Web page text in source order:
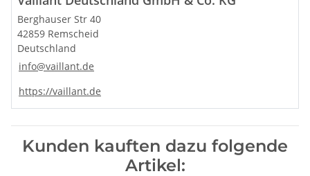
Berghauser Str 40
42859 Remscheid
Deutschland
info@vaillant.de
https://vaillant.de
Kunden kauften dazu folgende
Artikel: